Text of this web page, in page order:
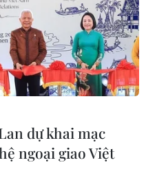
dự khai mạc
ngoại giao Việt